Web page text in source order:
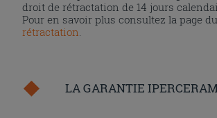
droit de rétractation de 14 jours
Pour en savoir plus consultez la page
rétractation
LA GARANTIE